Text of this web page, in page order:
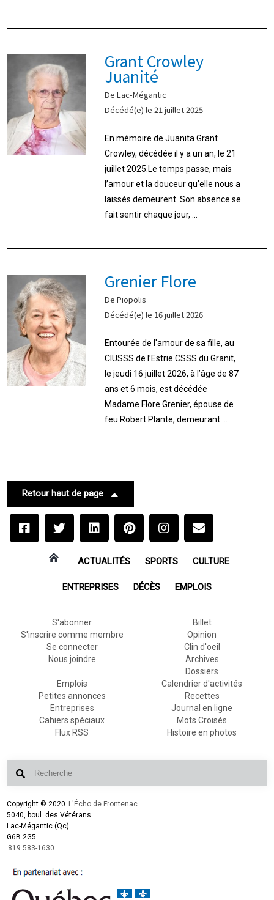
Grant Crowley
Juanité
De Lac-Mégantic
Décédé(e) le 21 juillet 2025
En mémoire de Juanita Grant
Crowley, décédée il y a un an, le 21
juillet 2025.Le temps passe, mais
l’amour et la douceur qu’elle nous a
laissés demeurent. Son absence se
fait sentir chaque jour, ...
Grenier Flore
De Piopolis
Décédé(e) le 16 juillet 2026
Entourée de l'amour de sa fille, au
CIUSSS de l’Estrie CSSS du Granit,
le jeudi 16 juillet 2026, à l’âge de 87
ans et 6 mois, est décédée
Madame Flore Grenier, épouse de
feu Robert Plante, demeurant ...
Retour haut de page
ACTUALITÉS SPORTS CULTURE
ENTREPRISES DÉCÈS EMPLOIS
S'abonner
S'inscrire comme membre
Se connecter
Nous joindre
Billet
Opinion
Clin d'oeil
Archives
Dossiers
Emplois
Petites annonces
Entreprises
Cahiers spéciaux
Flux RSS
Calendrier d'activités
Recettes
Journal en ligne
Mots Croisés
Histoire en photos
Copyright © 2020 L'Écho de Frontenac
5040, boul. des Vétérans
Lac-Mégantic (Qc)
G6B 2G5
819 583-1630